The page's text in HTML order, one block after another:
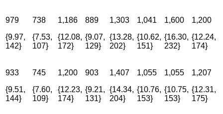
979
{9.97,
142}
738
{7.53,
107}
1,186
{12.08,
172}
889
{9.07,
129}
1,303
{13.28,
202}
1,041
{10.62,
151}
1,600
{16.30,
232}
1,200
{12.24,
174}
933
{9.51,
144}
745
{7.60,
109}
1,200
{12.23,
174}
903
{9.21,
131}
1,407
{14.34,
204}
1,055
{10.76,
153}
1,055
{10.75,
153}
1,207
{12.31,
175}